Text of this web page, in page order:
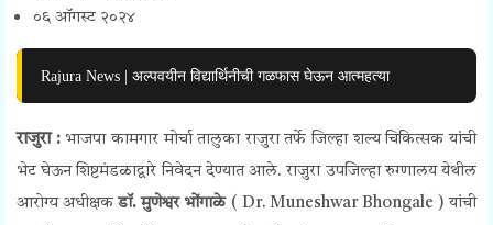
०६ ऑगस्ट २०२४
Rajura News | अल्पवयीन विद्यार्थिनीची गळफास घेऊन आत्महत्या
राजुरा :भाजपा कामगार मोर्चा तालुका राजुरा तर्फे जिल्हा शल्य चिकित्सक यांची
भेट घेऊन शिष्टमंडळाद्वारे निवेदन देण्यात आले. राजुरा उपजिल्हा रुग्णालय येथील
आरोग्य अधीक्षकडॉ. मुणेश्वर भोंगाळे( Dr. Muneshwar Bhongale )यांची